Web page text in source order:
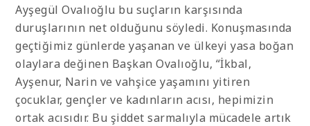
Ayşegül Ovalıoğlu bu suçların karşısında
duruşlarının net olduğunu söyledi. Konuşmasında
geçtiğimiz günlerde yaşanan ve ülkeyi yasa boğan
olaylara değinen Başkan Ovalıoğlu, “İkbal,
Ayşenur, Narin ve vahşice yaşamını yitiren
çocuklar, gençler ve kadınların acısı, hepimizin
ortak acısıdır. Bu şiddet sarmalıyla mücadele artık